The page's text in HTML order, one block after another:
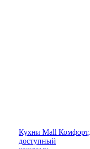
Кухни Mall Комфорт,
доступный